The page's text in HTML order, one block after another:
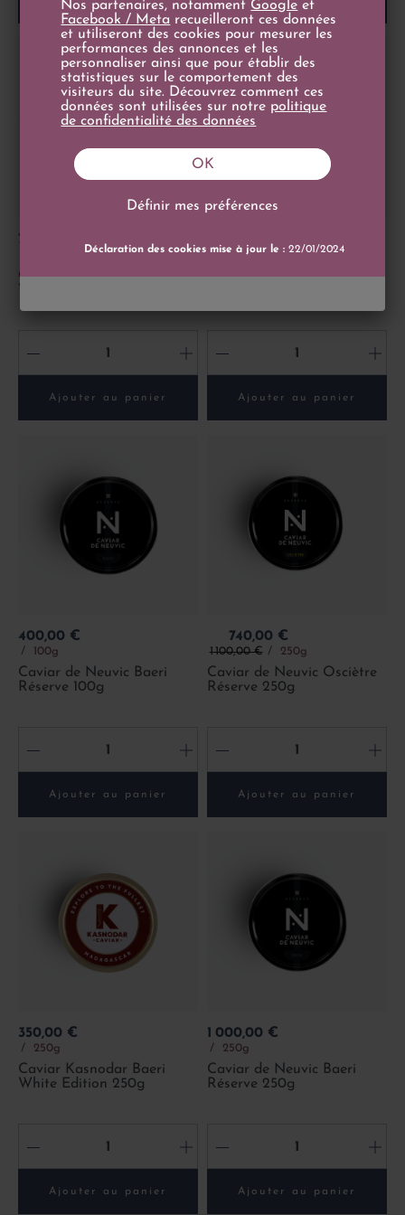
Prix
700,00 €
Caviar Kasnodar Baeri
- +
Ajouter au panier
Prix de base
440,00 € 100g
Caviar de Neuvic Osciètre
- +
Ajouter au panier
Prix
400,00 €
100g
Caviar de Neuvic Baeri
Réserve 100g
- +
Ajouter au panier
Prix
740,00 €
Prix de base
1 100,00 € 250g
Caviar de Neuvic Osciètre
Réserve 250g
- +
Ajouter au panier
Prix
350,00 €
250g
Caviar Kasnodar Baeri
White Edition 250g
- +
Ajouter au panier
Prix
1 000,00 €
250g
Caviar de Neuvic Baeri
Réserve 250g
- +
Ajouter au panier
Nos partenaires, notamment Google et
Facebook / Meta recueilleront ces données
et utiliseront des cookies pour mesurer les
performances des annonces et les
personnaliser ainsi que pour établir des
statistiques sur le comportement des
visiteurs du site. Découvrez comment ces
données sont utilisées sur notre politique
de confidentialité des données
Définir mes préférences
OK
Déclaration des cookies mise à jour le :22/01/2024